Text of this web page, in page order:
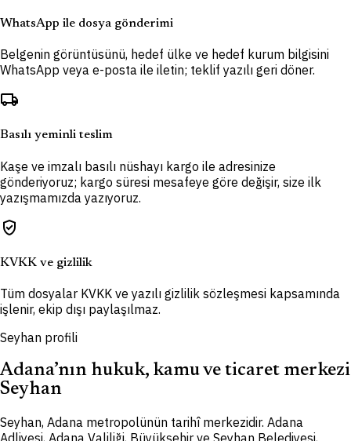
WhatsApp ile dosya gönderimi
Belgenin görüntüsünü, hedef ülke ve hedef kurum bilgisini
WhatsApp veya e-posta ile iletin; teklif yazılı geri döner.
local_shipping
Basılı yeminli teslim
Kaşe ve imzalı basılı nüshayı kargo ile adresinize
gönderiyoruz; kargo süresi mesafeye göre değişir, size ilk
yazışmamızda yazıyoruz.
verified_user
KVKK ve gizlilik
Tüm dosyalar KVKK ve yazılı gizlilik sözleşmesi kapsamında
işlenir, ekip dışı paylaşılmaz.
Seyhan profili
Adana’nın hukuk, kamu ve ticaret merkezi
Seyhan
Seyhan, Adana metropolünün tarihî merkezidir. Adana